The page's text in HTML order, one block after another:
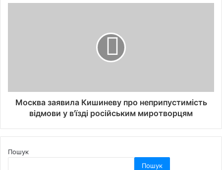
Москва заявила Кишиневу про неприпустимість
відмови у в'їзді російським миротворцям
Пошук
Пошук